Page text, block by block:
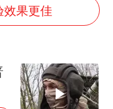
身香港首映礼
从科技创新看开局起步的时与势
果更佳